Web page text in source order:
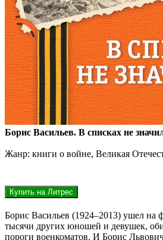
Борис Васильев. В списках не
Жанр: книги о войне, Великая
Борис Васильев (1924–2013) ушел на
тысячи других юношей и девушек,
пороги военкоматов. И Борис